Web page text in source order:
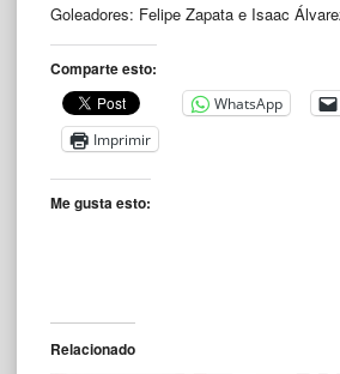
Goleadores: Felipe Zapata e Isaac
Comparte esto:
WhatsApp
Imprimir
Me gusta esto:
Relacionado